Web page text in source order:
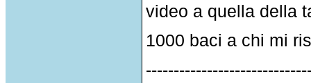
video a quella della
1000 baci a chi mi